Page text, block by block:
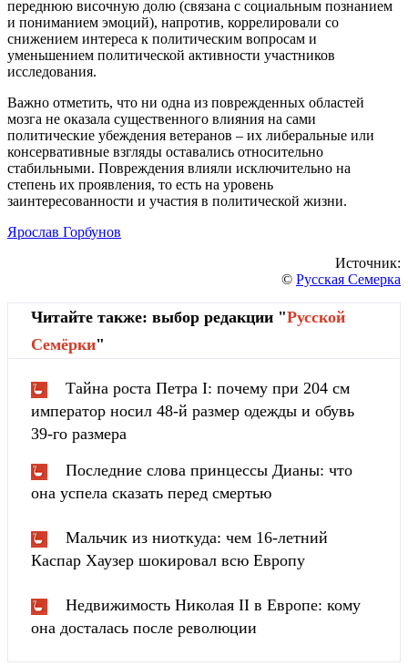
переднюю височную долю (связана с социальным познанием
и пониманием эмоций), напротив, коррелировали со
снижением интереса к политическим вопросам и
уменьшением политической активности участников
исследования.
Важно отметить, что ни одна из поврежденных областей
мозга не оказала существенного влияния на сами
политические убеждения ветеранов – их либеральные или
консервативные взгляды оставались относительно
стабильными. Повреждения влияли исключительно на
степень их проявления, то есть на уровень
заинтересованности и участия в политической жизни.
Ярослав Горбунов
Источник:
© Русская Семерка
Читайте также: выбор редакции "Русской
Cемёрки"
Тайна роста Петра I: почему при 204 см
император носил 48-й размер одежды и обувь
39-го размера
Последние слова принцессы Дианы: что
она успела сказать перед смертью
Мальчик из ниоткуда: чем 16-летний
Каспар Хаузер шокировал всю Европу
Недвижимость Николая II в Европе: кому
она досталась после революции